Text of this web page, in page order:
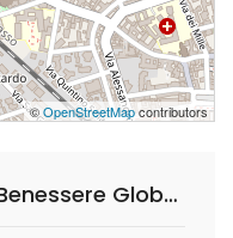
©OpenStreetMapcontributors
Domande Frequenti su Benessere Globale